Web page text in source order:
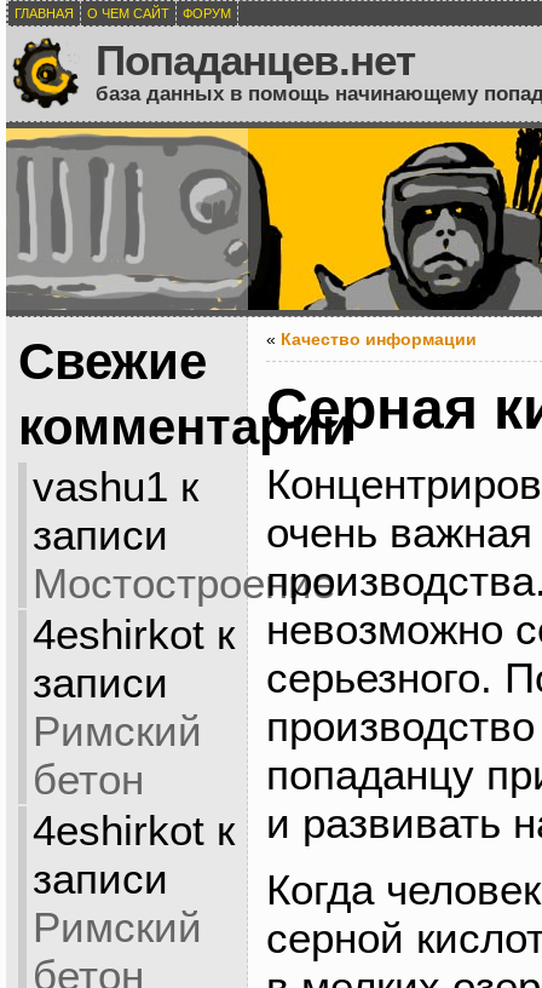
ГЛАВНАЯ О ЧЕМ САЙТ ФОРУМ
Попаданцев.нет
база данных в помощь начинающему
Свежие
комментарии
vashu1 к
записи
Мостостроение
4eshirkotк
записи
Римский
бетон
4eshirkotк
записи
Римский
бетон
« Качество информации
Серная
очень важная
невозможно
серьезного.
попаданцу
и развивать
Когда
серной